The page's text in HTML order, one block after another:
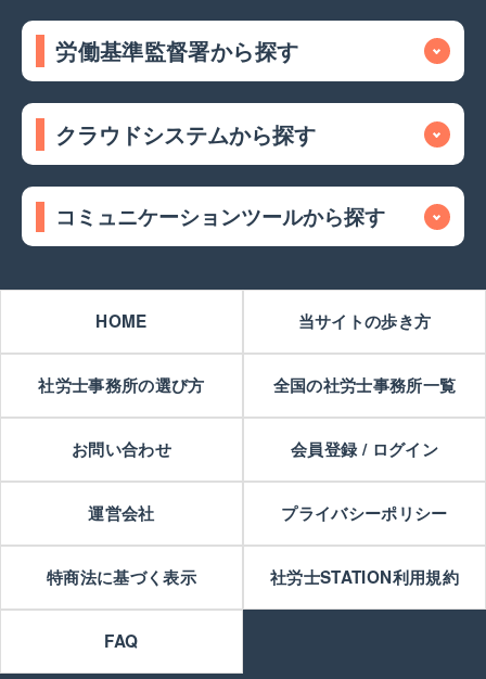
労働基準監督署から探す
クラウドシステムから探す
コミュニケーションツールから探す
HOME 当サイトの歩き方
社労士事務所の選び方 全国の社労士事務所一覧
お問い合わせ 会員登録 / ログイン
運営会社 プライバシーポリシー
特商法に基づく表示 社労士STATION利用規約
FAQ